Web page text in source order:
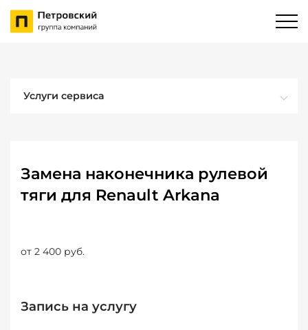
Услуги сервиса
Замена наконечника рулевой
тяги для Renault Arkana
от 2 400 руб.
Запись на услугу